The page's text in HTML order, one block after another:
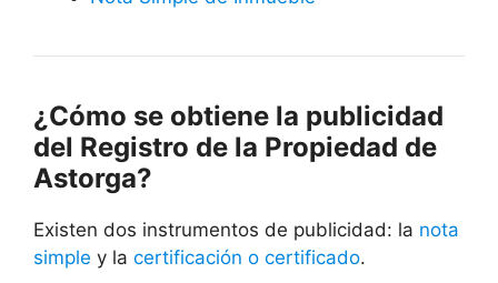
¿Cómo se obtiene la publicidad
del Registro de la Propiedad de
Astorga?
Existen dos instrumentos de publicidad: la nota
simple y la certificación o certificado.